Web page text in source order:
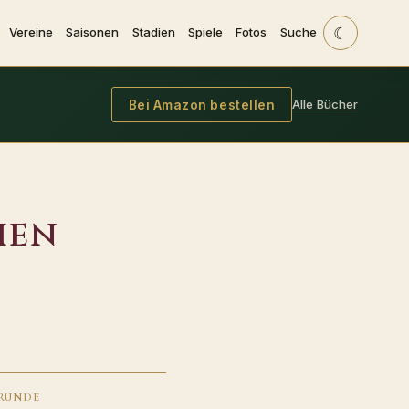
Vereine Saisonen Stadien Spiele Fotos Suche ☾
Bei Amazon bestellen Alle Bücher